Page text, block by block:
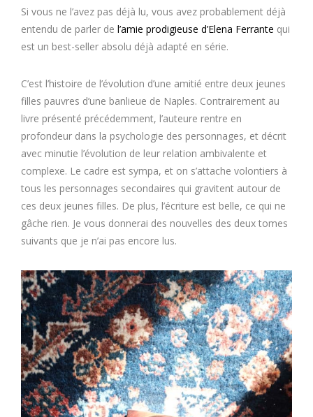
Si vous ne l’avez pas déjà lu, vous avez probablement déjà
entendu de parler de l’amie prodigieuse d’Elena Ferrante qui
est un best-seller absolu déjà adapté en série.
C’est l’histoire de l’évolution d’une amitié entre deux jeunes
filles pauvres d’une banlieue de Naples. Contrairement au
livre présenté précédemment, l’auteure rentre en
profondeur dans la psychologie des personnages, et décrit
avec minutie l’évolution de leur relation ambivalente et
complexe. Le cadre est sympa, et on s’attache volontiers à
tous les personnages secondaires qui gravitent autour de
ces deux jeunes filles. De plus, l’écriture est belle, ce qui ne
gâche rien. Je vous donnerai des nouvelles des deux tomes
suivants que je n’ai pas encore lus.